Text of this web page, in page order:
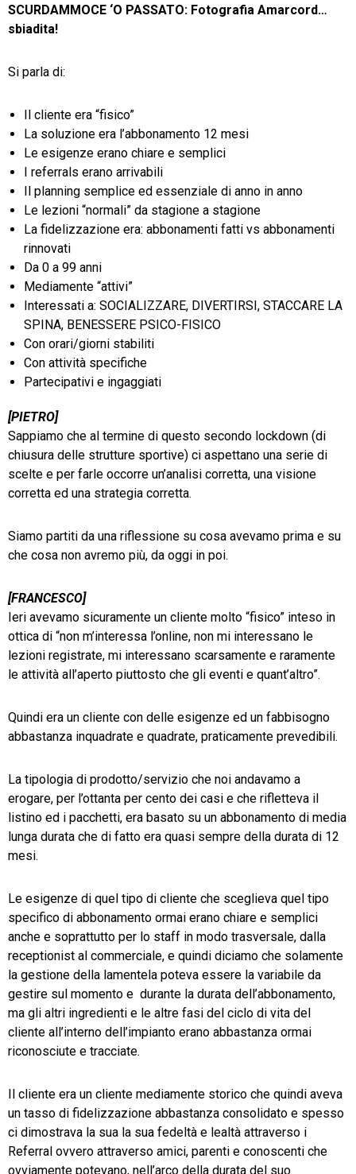
SCURDAMMOCE ‘O PASSATO: Fotografia Amarcord…
sbiadita!
Si parla di:
Il cliente era “fisico”
La soluzione era l’abbonamento 12 mesi
Le esigenze erano chiare e semplici
I referrals erano arrivabili
Il planning semplice ed essenziale di anno in anno
Le lezioni “normali” da stagione a stagione
La fidelizzazione era: abbonamenti fatti vs abbonamenti
rinnovati
Da 0 a 99 anni
Mediamente “attivi”
Interessati a: SOCIALIZZARE, DIVERTIRSI, STACCARE LA
SPINA, BENESSERE PSICO-FISICO
Con orari/giorni stabiliti
Con attività specifiche
Partecipativi e ingaggiati
[PIETRO]
Sappiamo che al termine di questo secondo lockdown (di
chiusura delle strutture sportive) ci aspettano una serie di
scelte e per farle occorre un’analisi corretta, una visione
corretta ed una strategia corretta.
Siamo partiti da una riflessione su cosa avevamo prima e su
che cosa non avremo più, da oggi in poi.
[FRANCESCO]
Ieri avevamo sicuramente un cliente molto “fisico” inteso in
ottica di “non m’interessa l’online, non mi interessano le
lezioni registrate, mi interessano scarsamente e raramente
le attività all’aperto piuttosto che gli eventi e quant’altro”.
Quindi era un cliente con delle esigenze ed un fabbisogno
abbastanza inquadrate e quadrate, praticamente prevedibili.
La tipologia di prodotto/servizio che noi andavamo a
erogare, per l’ottanta per cento dei casi e che rifletteva il
listino ed i pacchetti, era basato su un abbonamento di media
lunga durata che di fatto era quasi sempre della durata di 12
mesi.
Le esigenze di quel tipo di cliente che sceglieva quel tipo
specifico di abbonamento ormai erano chiare e semplici
anche e soprattutto per lo staff in modo trasversale, dalla
receptionist al commerciale, e quindi diciamo che solamente
la gestione della lamentela poteva essere la variabile da
gestire sul momento e durante la durata dell’abbonamento,
ma gli altri ingredienti e le altre fasi del ciclo di vita del
cliente all’interno dell’impianto erano abbastanza ormai
riconosciute e tracciate.
Il cliente era un cliente mediamente storico che quindi aveva
un tasso di fidelizzazione abbastanza consolidato e spesso
ci dimostrava la sua la sua fedeltà e lealtà attraverso i
Referral ovvero attraverso amici, parenti e conoscenti che
ovviamente potevano, nell’arco della durata del suo